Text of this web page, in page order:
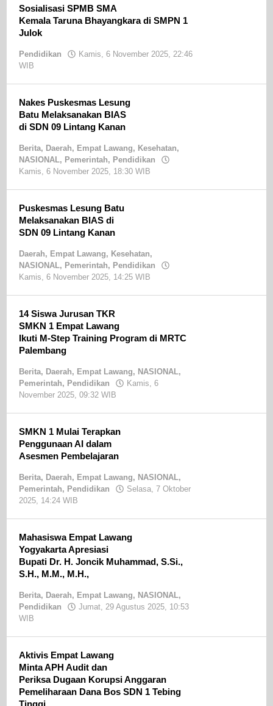
Sosialisasi SPMB SMA
Kemala Taruna Bhayangkara di SMPN 1
Julok
Pendidikan
Kamis, 6 November 2025, 22:46
WIB
Nakes Puskesmas Lesung
Batu Melaksanakan BIAS
di SDN 09 Lintang Kanan
Berita, Daerah, Empat Lawang, Kesehatan,
NASIONAL, Pemerintah, Pendidikan
Kamis, 6 November 2025, 18:30 WIB
Puskesmas Lesung Batu
Melaksanakan BIAS di
SDN 09 Lintang Kanan
Daerah, Empat Lawang, Kesehatan,
NASIONAL, Pemerintah, Pendidikan
Kamis, 6 November 2025, 14:25 WIB
14 Siswa Jurusan TKR
SMKN 1 Empat Lawang
Ikuti M-Step Training Program di MRTC
Palembang
Berita, Daerah, Empat Lawang, NASIONAL,
Pemerintah, Pendidikan
Kamis, 6
November 2025, 09:32 WIB
SMKN 1 Mulai Terapkan
Penggunaan AI dalam
Asesmen Pembelajaran
Berita, Daerah, Empat Lawang, NASIONAL,
Pemerintah, Pendidikan
Selasa, 7 Oktober
2025, 14:24 WIB
Mahasiswa Empat Lawang
Yogyakarta Apresiasi
Bupati Dr. H. Joncik Muhammad, S.Si.,
S.H., M.M., M.H.,
Berita, Daerah, Empat Lawang, NASIONAL,
Pendidikan
Jumat, 29 Agustus 2025, 10:53
WIB
Aktivis Empat Lawang
Minta APH Audit dan
Periksa Dugaan Korupsi Anggaran
Pemeliharaan Dana Bos SDN 1 Tebing
Tinggi